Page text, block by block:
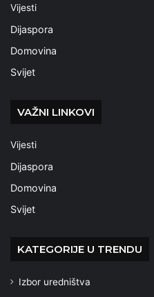
Vijesti
Dijaspora
Domovina
Svijet
VAŽNI LINKOVI
Vijesti
Dijaspora
Domovina
Svijet
KATEGORIJE U TRENDU
Izbor uredništva